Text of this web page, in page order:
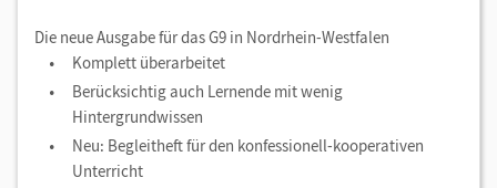
Die neue Ausgabe für das G9 in Nordrhein-Westfalen
Komplett überarbeitet
Berücksichtig auch Lernende mit wenig
Hintergrundwissen
Neu: Begleitheft für den konfessionell-kooperativen
Unterricht